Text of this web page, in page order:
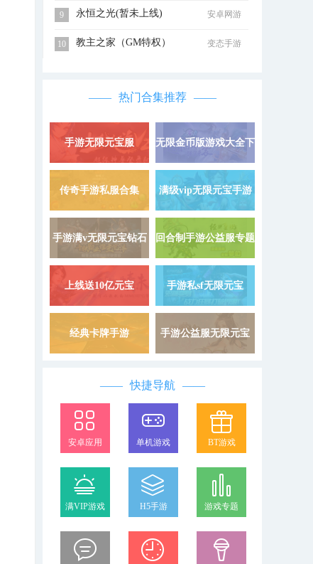
9
永恒之光(暂未上线) 安卓网游
10 教主之家（GM特权） 变态手游
热门合集推荐
手游无限元宝服
9999999
详情 »
无限金币版游戏大全下
载
传奇手游私服合集 详情 »
满级vip无限元宝手游
手游满v无限元宝钻石 详情 »
回合制手游公益服专题
上线送10亿元宝 详情 »
手游私sf无限元宝
经典卡牌手游 详情 »
手游公益服无限元宝
快捷导航
安卓应用 单机游戏 BT游戏
满VIP游戏 H5手游 游戏专题